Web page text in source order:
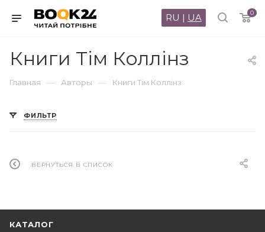
0
RU | UA
Книги Тім Коллінз
Главная — Авторы — Книги Тім Коллінз
ФИЛЬТР
ВЕРНУТЬСЯ В СПИСОК
КАТАЛОГ